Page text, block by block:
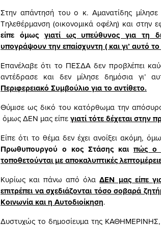
Στην απάντησή του ο κ. Αμανατίδης
Τηλεθέρμανση (οικονομικά οφέλη) και στην
είπε όμως γιατί ως υπεύθυνος για τη
υπογράψουν την επαίσχυντη ( και γι’ αυτό
Επανέλαβε ότι το ΠΕΣΔΑ δεν προβλέπει
αντέδρασε και δεν μίλησε δημόσια γι’
Περιφερειακό Συμβούλιο για το αντίθετο.
Θύμισε ως δικό του κατόρθωμα την
όμως ΔΕΝ μας είπεγιατί τότε δέχεται στην
Είπε ότι το θέμα δεν έχει ανοίξει ακόμη,
Πρωθυπουργού ο κος Στάσης και πώς ο
τοποθετούνται με αποκαλυπτικές
Κυρίως και πάνω από όλαΔΕΝ μας είπε
επιτρέπει να σχεδιάζονται τόσο σοβαρά
Κοινωνία και η Αυτοδιοίκηση.
Δυστυχώς το δημοσίευμα της ΚΑΘΗΜΕΡΙΝΗΣ,